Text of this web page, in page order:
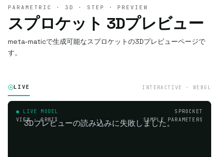
PARAMETRIC · 3D · STEP · PREVIEW
スプロケット 3Dプレビュー
meta-maticで生成可能なスプロケットの3Dプレビューページで
す。
LIVE INTERACTIVE · WEBGL
● LIVE MODEL
VIEW · ORBIT
SPROCKET
SAMPLE PARAMETERS
3Dプレビューの読み込みに失敗しました。